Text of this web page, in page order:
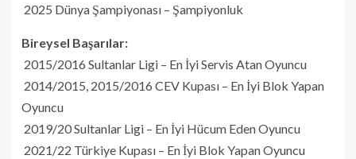
2025 Dünya Şampiyonası – Şampiyonluk
Bireysel Başarılar:
2015/2016 Sultanlar Ligi – En İyi Servis Atan Oyuncu
2014/2015, 2015/2016 CEV Kupası – En İyi Blok Yapan
Oyuncu
2019/20 Sultanlar Ligi – En İyi Hücum Eden Oyuncu
2021/22 Türkiye Kupası – En İyi Blok Yapan Oyuncu